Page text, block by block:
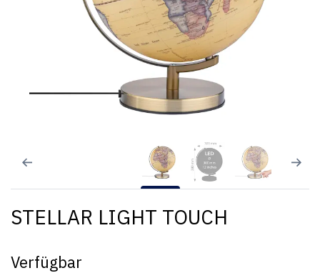
STELLAR LIGHT TOUCH
Verfügbar